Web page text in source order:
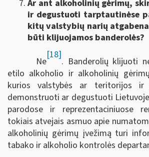
Ar ant alkoholinių gėrimų,
ir degustuoti tarptautinėse
kitų valstybių narių
būti klijuojamos banderolės?
Ne
[18]
. Banderolių klijuoti
etilo alkoholio ir alkoholinių
kurios valstybės ar teritorijos
demonstruoti ar degustuoti
parodose ir reprezentaciniuose
tokiais atvejais asmuo apie
alkoholinių gėrimų įvežimą turi
tabako ir alkoholio kontrolės